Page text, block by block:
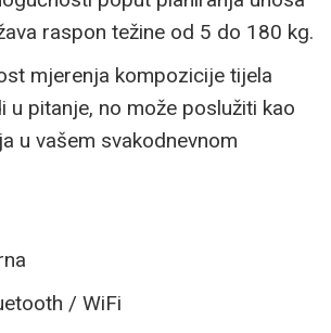
raspon težine od 5 do 180 kg.
mjerenja kompozicije tijela
u pitanje, no može poslužiti kao
u vašem svakodnevnom
/ WiFi